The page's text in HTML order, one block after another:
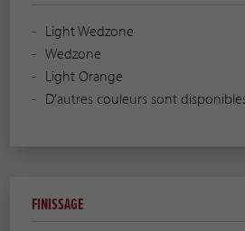
Light Wedzone
Wedzone
Light Orange
D’autres couleurs sont
FINISSAGE